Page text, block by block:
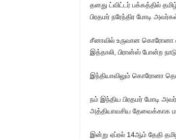
தனது ட்விட்டர் பக்கத்தில்
பிரதமர் நரேந்திர மோடி
சீனாவில் உருவான கொரோனா
இத்தாலி, பிரான்ஸ் போன்ற
இந்தியாவிலும் கொரோனா
நம் இந்திய பிரதமர் மோடி
அத்தியாவசிய தேவைக்காக
இன்று ஏப்ரல் 14ஆம் தேதி